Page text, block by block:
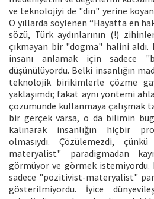
ve teknolojiyi de "din" yerine
O yıllarda söylenen “Hayatta en
sözü, Türk aydınlarının (!)
çıkmayan bir "dogma" halini aldı.
insanı anlamak için sadece
düşünülüyordu. Belki insanlığın
teknolojik birikimlerle çözme
yaklaşımdı; fakat aynı yöntemi
çözümünde kullanmaya çalışmak
bir gerçek varsa, o da bilimin
kalınarak insanlığın hiçbir
olmasıydı. Çözülemezdi,
materyalist" paradigmadan
görmüyor ve görmek
sadece "pozitivist-materyalist"
gösterilmiyordu. İyice